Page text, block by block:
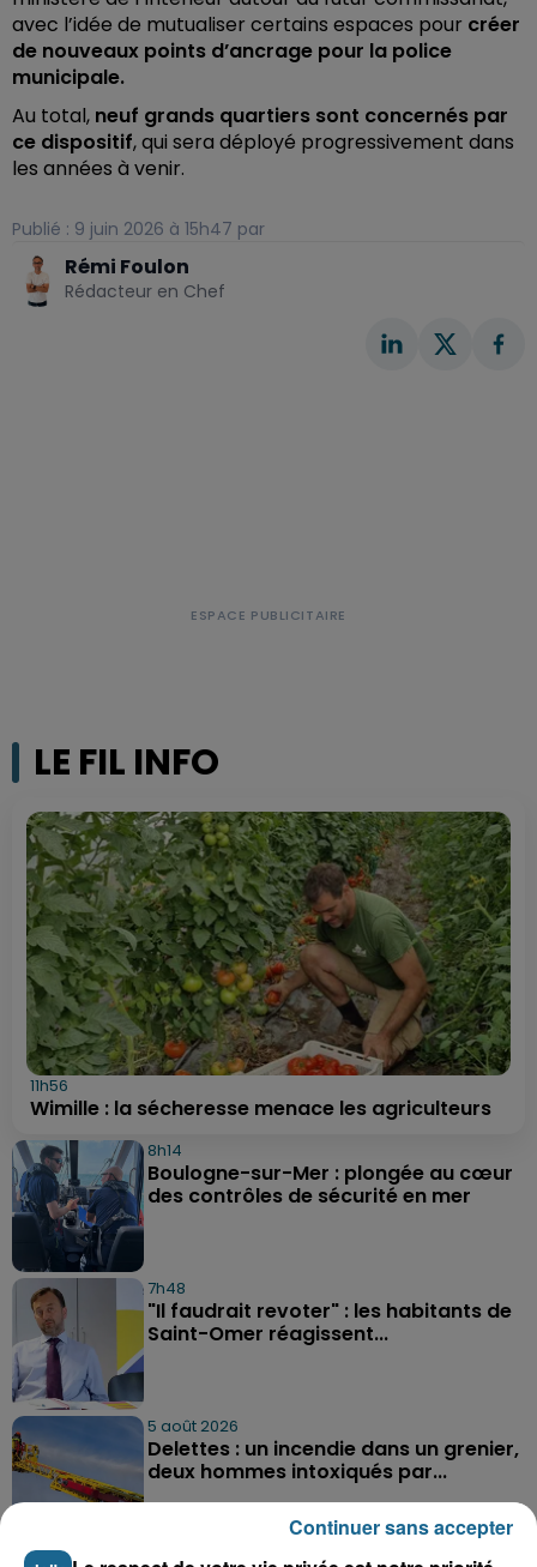
avec l’idée de mutualiser certains espaces pour créer
de nouveaux points d’ancrage pour la police
municipale.
Au total, neuf grands quartiers sont concernés par
ce dispositif, qui sera déployé progressivement dans
les années à venir.
Publié : 9 juin 2026 à 15h47 par
Rémi Foulon
Rédacteur en Chef
LE FIL INFO
11h56
Wimille : la sécheresse menace les agriculteurs
8h14
Boulogne-sur-Mer : plongée au cœur
des contrôles de sécurité en mer
7h48
"Il faudrait revoter" : les habitants de
Saint-Omer réagissent...
5 août 2026
Delettes : un incendie dans un grenier,
deux hommes intoxiqués par...
Continuer sans accepter